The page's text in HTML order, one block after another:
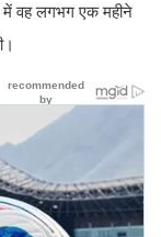
में वह लगभग एक महीने